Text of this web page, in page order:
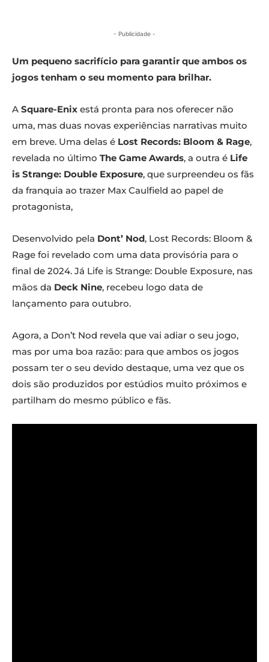
- Publicidade -
Um pequeno sacrifício para garantir que ambos os
jogos tenham o seu momento para brilhar.
A Square-Enix está pronta para nos oferecer não
uma, mas duas novas experiências narrativas muito
em breve. Uma delas é Lost Records: Bloom & Rage,
revelada no último The Game Awards, a outra é Life
is Strange: Double Exposure, que surpreendeu os fãs
da franquia ao trazer Max Caulfield ao papel de
protagonista,
Desenvolvido pela Dont’ Nod, Lost Records: Bloom &
Rage foi revelado com uma data provisória para o
final de 2024. Já Life is Strange: Double Exposure, nas
mãos da Deck Nine, recebeu logo data de
lançamento para outubro.
Agora, a Don’t Nod revela que vai adiar o seu jogo,
mas por uma boa razão: para que ambos os jogos
possam ter o seu devido destaque, uma vez que os
dois são produzidos por estúdios muito próximos e
partilham do mesmo público e fãs.